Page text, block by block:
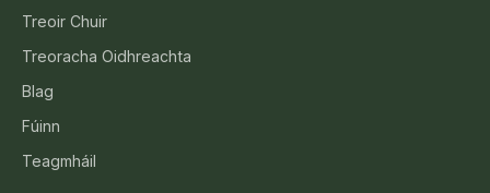
Treoir Chuir
Treoracha Oidhreachta
Blag
Fúinn
Teagmháil